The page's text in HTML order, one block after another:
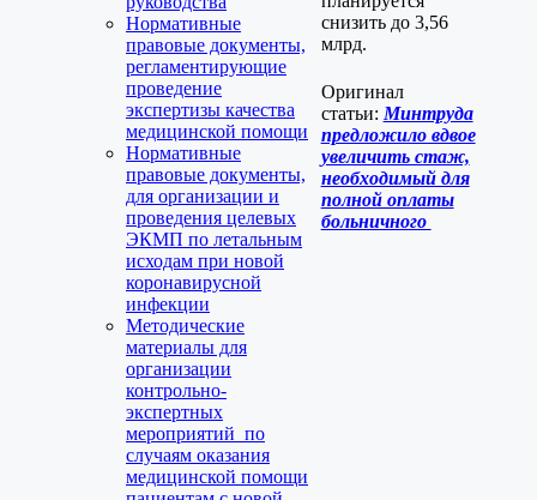
Нормативные
правовые документы,
регламентирующие
проведение
экспертизы качества
медицинской помощи
Нормативные
правовые документы,
для организации и
проведения целевых
ЭКМП по летальным
исходам при новой
коронавирусной
инфекции
Методические
материалы для
организации
контрольно-
экспертных
мероприятий по
случаям оказания
медицинской помощи
снизить до 3,56
млрд.
Оригинал
статьи: Минтруда
предложило вдвое
увеличить стаж,
необходимый для
полной оплаты
больничного